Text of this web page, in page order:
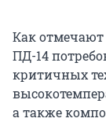
Как отмечают
ПД-14
критичных
а также